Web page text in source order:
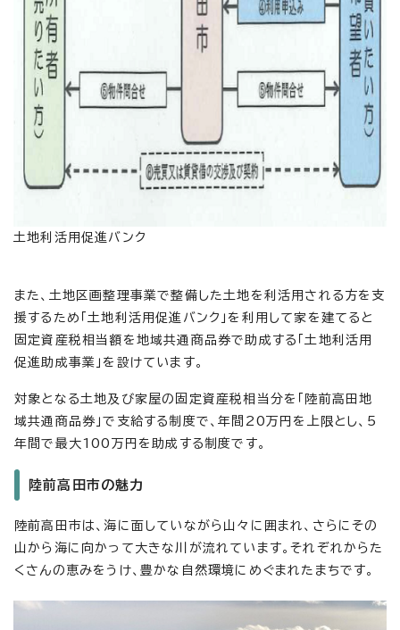
土地利活用促進バンク
また、土地区画整理事業で整備した土地を利活用される方を支
援するため「土地利活用促進バンク」を利用して家を建てると
固定資産税相当額を地域共通商品券で助成する「土地利活用
促進助成事業」を設けています。
対象となる土地及び家屋の固定資産税相当分を「陸前高田地
域共通商品券」で支給する制度で、年間20万円を上限とし、5
年間で最大100万円を助成する制度です。
陸前高田市の魅力
陸前高田市は、海に面していながら山々に囲まれ、さらにその
山から海に向かって大きな川が流れています。それぞれからた
くさんの恵みをうけ、豊かな自然環境にめぐまれたまちです。